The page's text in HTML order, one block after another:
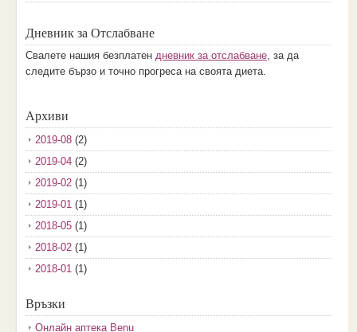
Дневник за Отслабване
Свалете нашия безплатен дневник за отслабване, за да
следите бързо и точно прогреса на своята диета.
Архиви
2019-08(2)
2019-04(2)
2019-02(1)
2019-01(1)
2018-05(1)
2018-02(1)
2018-01(1)
2017-11
Връзки
Онлайн аптека Benu